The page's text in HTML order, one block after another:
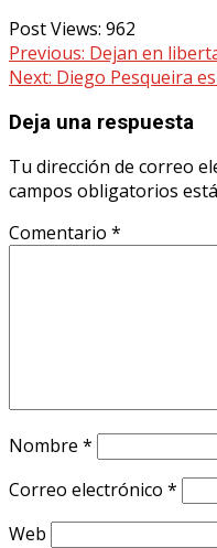
Post Views: 962
Continue
Reading
Previous: Dejan en
Next: Diego Pesqueira
Deja una respuesta
Tu dirección de correo
campos obligatorios
Comentario *
Nombre *
Correo electrónico *
Web